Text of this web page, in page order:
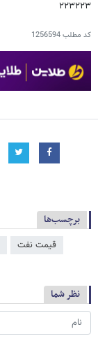
۲۲۳۲۲۳
کد مطلب1256594
برچسب‌ها
قیمت نفت
نظر شما